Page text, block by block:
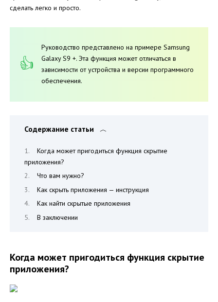
сделать легко и просто.
Руководство представлено на примере Samsung
Galaxy S9 +. Эта функция может отличаться в
зависимости от устройства и версии программного
обеспечения.
Содержание статьи
Когда может пригодиться функция скрытие
приложения?
Что вам нужно?
Как скрыть приложения — инструкция
Как найти скрытые приложения
В заключении
Когда может пригодиться функция скрытие
приложения?